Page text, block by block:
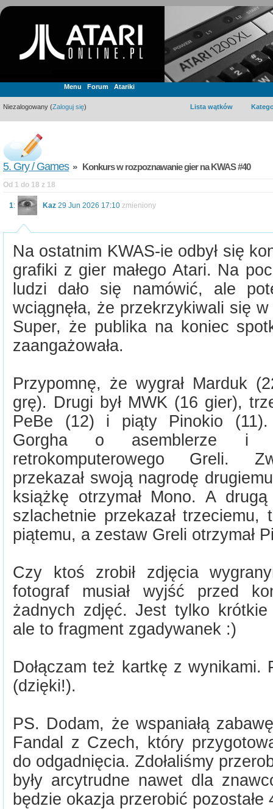
Menu Forum Atariki
Niezalogowany (Zaloguj się) Lista wątków
5. Gry / Games» Konkurs w rozpoznawanie gier na KWAS #40
Od 1 do 18 z 18
1: Kaz 29 Jun 2026 17:10 zmieniony
Na ostatnim KWAS-ie odbył się
grafiki z gier małego Atari. Na
ludzi dało się namówić, ale
wciągnęła, że przekrzykiwali się
Super, że publika na koniec
zaangażowała.
Przypomnę, że wygrał Marduk
grę). Drugi był MWK (16 gier),
PeBe (12) i piąty Pinokio
Gorgha o asemblerze i
retrokomputerowego Greli.
przekazał swoją nagrodę
książkę otrzymał Mono. A
szlachetnie przekazał trzeciemu,
piątemu, a zestaw Greli otrzymał
Czy ktoś zrobił zdjęcia
fotograf musiał wyjść przed
żadnych zdjęć. Jest tylko
ale to fragment zgadywanek :)
Dołączam też kartkę z wynikami.
(dzięki!).
PS. Dodam, że wspaniałą
Fandal z Czech, który
do odgadnięcia. Zdołaliśmy
były arcytrudne nawet dla
będzie okazja przerobić